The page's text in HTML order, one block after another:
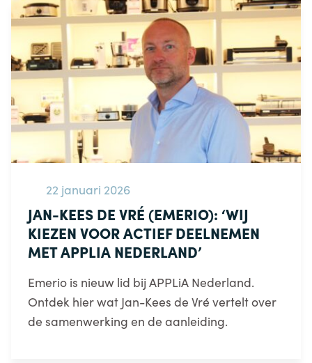
22 januari 2026
JAN-KEES DE VRÉ (EMERIO): ‘WIJ
KIEZEN VOOR ACTIEF DEELNEMEN
MET APPLIA NEDERLAND’
Emerio is nieuw lid bij APPLiA Nederland.
Ontdek hier wat Jan-Kees de Vré vertelt over
de samenwerking en de aanleiding.